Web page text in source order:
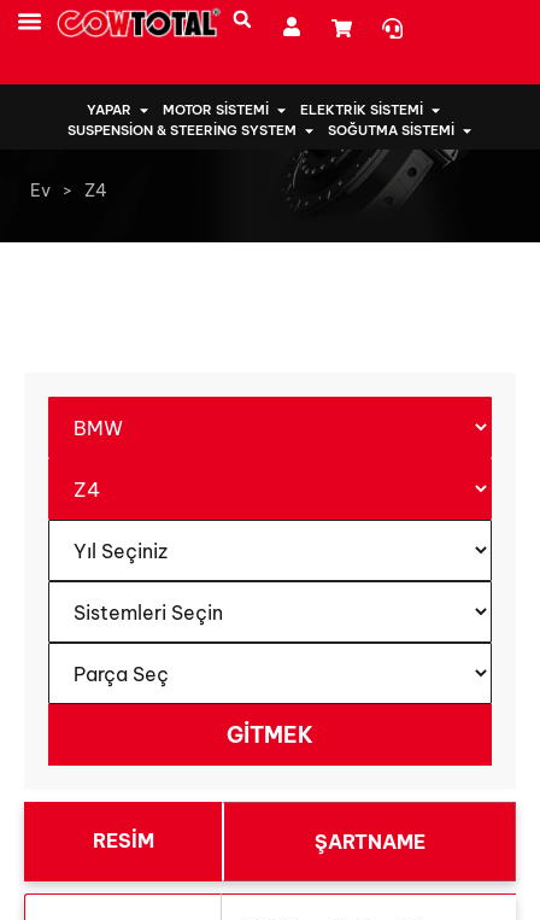
YAPAR MOTOR SISTEMI
ELEKTRIK SISTEMI
SUSPENSION & STEERING SYSTEM
SOĞUTMA SISTEMI
Ev > Z4
RESIM ŞARTNAME